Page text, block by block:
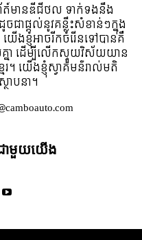
ព័ត៍មានឌីជីថល ទាក់ទងនឹង
ាផ្តល់នូវគន្លឹះសំខាន់ៗក្នុង
យើងខ្ញុំអាចរីកចំរើនទៅបានគឺ
ា ដើម្បីលើកស្ទួយវិស័យយាន
រ។ យើងខ្ញុំស្វាគមន៌រាល់មតិ
ាបនា។
ាមួយយើង